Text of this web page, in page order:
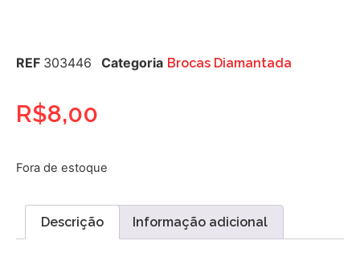
REF 303446 Categoria Brocas Diamantada
R$8,00
Fora de estoque
Descrição Informação adicional